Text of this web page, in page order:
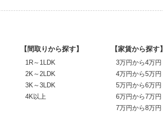
【間取りから探す】
1R～1LDK
2K～2LDK
3K～3LDK
4K以上
【家賃から探す】
3万円から4万円
4万円から5万円
5万円から6万円
6万円から7万円
7万円から8万円